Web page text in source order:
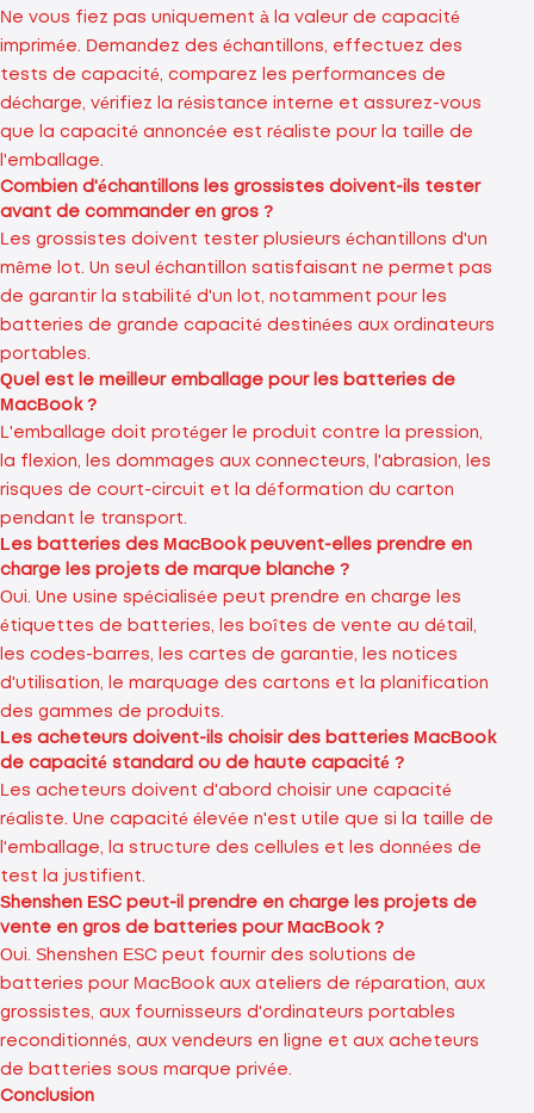
Ne vous fiez pas uniquement à la valeur de capacité
imprimée. Demandez des échantillons, effectuez des
tests de capacité, comparez les performances de
décharge, vérifiez la résistance interne et assurez-vous
que la capacité annoncée est réaliste pour la taille de
l'emballage.
Combien d'échantillons les grossistes doivent-ils tester
avant de commander en gros ?
Les grossistes doivent tester plusieurs échantillons d'un
même lot. Un seul échantillon satisfaisant ne permet pas
de garantir la stabilité d'un lot, notamment pour les
batteries de grande capacité destinées aux ordinateurs
portables.
Quel est le meilleur emballage pour les batteries de
MacBook ?
L'emballage doit protéger le produit contre la pression,
la flexion, les dommages aux connecteurs, l'abrasion, les
risques de court-circuit et la déformation du carton
pendant le transport.
Les batteries des MacBook peuvent-elles prendre en
charge les projets de marque blanche ?
Oui. Une usine spécialisée peut prendre en charge les
étiquettes de batteries, les boîtes de vente au détail,
les codes-barres, les cartes de garantie, les notices
d'utilisation, le marquage des cartons et la planification
des gammes de produits.
Les acheteurs doivent-ils choisir des batteries MacBook
de capacité standard ou de haute capacité ?
Les acheteurs doivent d'abord choisir une capacité
réaliste. Une capacité élevée n'est utile que si la taille de
l'emballage, la structure des cellules et les données de
test la justifient.
Shenshen ESC peut-il prendre en charge les projets de
vente en gros de batteries pour MacBook ?
Oui. Shenshen ESC peut fournir des solutions de
batteries pour MacBook aux ateliers de réparation, aux
grossistes, aux fournisseurs d'ordinateurs portables
reconditionnés, aux vendeurs en ligne et aux acheteurs
de batteries sous marque privée.
Conclusion